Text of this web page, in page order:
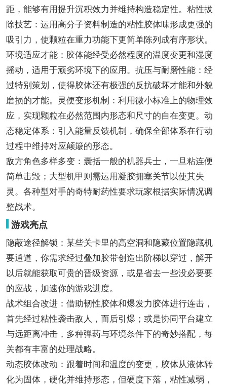
距，能够有用提升沉积效力并维持构造稳定性。粘性拔
除技艺：运用高分子资料制造的粘性胶体味形成更强的
吸引力，使颗粒在重力功能下更简单陈列成有序形状。
环境适应才能：胶体能经受必然程度的温度变更和湿度
摇动，适用于顽劣环境下的应用。抗压与耐磨性能：经
过特别策划，使得胶体还有极强的反抗破坏才能和外貌
磨损的才能。灵便变形机制：利用微小标准上的物理效
应，实现颗粒在必然范围内形态和尺寸的自在变更。动
态稳定体系：引入能量反馈机制，确保全部体系在行动
过程中维持对应颠簸的形态。
敌方角色多样多变：囊括一般的机器兵士，一旦粘连便
简单击毁；大型机甲则需运用凝胶拥塞关节以使其失
灵。各种型对手的奇特耐药性要求玩家根据实际情况调
整战术。
游戏亮点
隐蔽途径解锁：某些关卡里的高空洞和隐藏位置隐藏机
要通道，你需求经过叠加胶带创造出阶梯以穿过，解开
以后就能获取可贵的晋级资源，或是省去一些没必要要
的应战，加速你的游戏进度。
战术组合改进：借助韧性胶体和爆发力胶体进行连击，
首先经过粘性袭击敌人，而后引爆；或是协同平台建立
与远距离冲击，多种弹药与环境条件下的奇妙搭配，每
关都有丰富的处理战略。
动态胶体改动：跟着时间和温度的变更，胶体从液体转
化为固体，硬化并维持形态，但硬度下落，粘性减弱，